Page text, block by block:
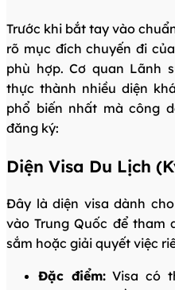
Trước khi bắt tay vào
rõ mục đích chuyến đi
phù hợp. Cơ quan Lãnh
thực thành nhiều diện
phổ biến nhất mà công
đăng ký:
Diện Visa Du Lịch
Đây là diện visa dành
vào Trung Quốc để tham
sắm hoặc giải quyết việc
Đặc điểm:Visa có